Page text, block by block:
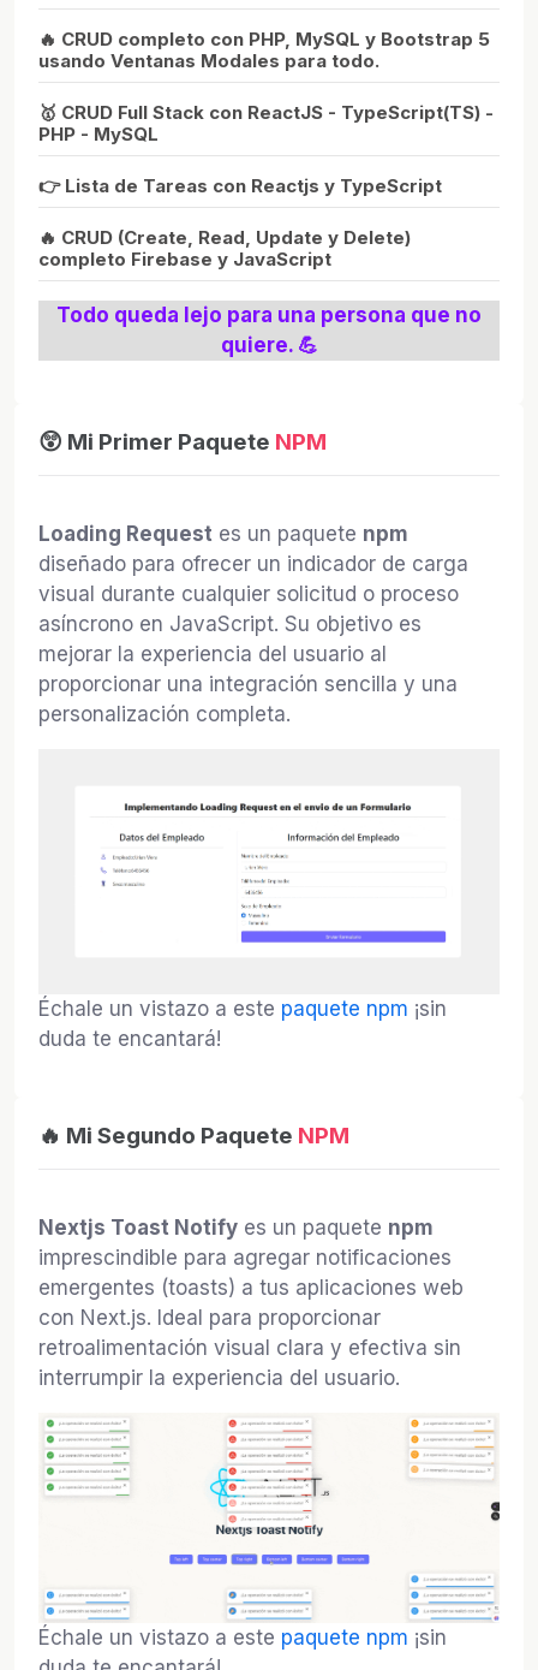
🔥 CRUD completo con PHP, MySQL y Bootstrap 5
usando Ventanas Modales para todo.
🥇 CRUD Full Stack con ReactJS - TypeScript(TS) -
PHP - MySQL
👉 Lista de Tareas con Reactjs y TypeScript
🔥 CRUD (Create, Read, Update y Delete)
completo Firebase y JavaScript
Todo queda lejo para una persona que no
quiere. 💪
😲 Mi Primer Paquete NPM
Loading Request es un paquete npm
diseñado para ofrecer un indicador de carga
visual durante cualquier solicitud o proceso
asíncrono en JavaScript. Su objetivo es
mejorar la experiencia del usuario al
proporcionar una integración sencilla y una
personalización completa.
Échale un vistazo a este paquete npm ¡sin
duda te encantará!
🔥 Mi Segundo Paquete NPM
Nextjs Toast Notify es un paquete npm
imprescindible para agregar notificaciones
emergentes (toasts) a tus aplicaciones web
con Next.js. Ideal para proporcionar
retroalimentación visual clara y efectiva sin
interrumpir la experiencia del usuario.
Échale un vistazo a este paquete npm ¡sin